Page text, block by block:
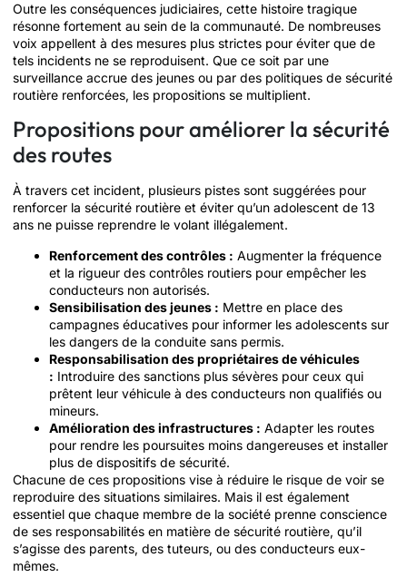
Outre les conséquences judiciaires, cette histoire tragique
résonne fortement au sein de la communauté. De nombreuses
voix appellent à des mesures plus strictes pour éviter que de
tels incidents ne se reproduisent. Que ce soit par une
surveillance accrue des jeunes ou par des politiques de sécurité
routière renforcées, les propositions se multiplient.
Propositions pour améliorer la sécurité
des routes
À travers cet incident, plusieurs pistes sont suggérées pour
renforcer la sécurité routière et éviter qu’un adolescent de 13
ans ne puisse reprendre le volant illégalement.
Renforcement des contrôles : Augmenter la fréquence
et la rigueur des contrôles routiers pour empêcher les
conducteurs non autorisés.
Sensibilisation des jeunes : Mettre en place des
campagnes éducatives pour informer les adolescents sur
les dangers de la conduite sans permis.
Responsabilisation des propriétaires de véhicules
: Introduire des sanctions plus sévères pour ceux qui
prêtent leur véhicule à des conducteurs non qualifiés ou
mineurs.
Amélioration des infrastructures : Adapter les routes
pour rendre les poursuites moins dangereuses et installer
plus de dispositifs de sécurité.
Chacune de ces propositions vise à réduire le risque de voir se
reproduire des situations similaires. Mais il est également
essentiel que chaque membre de la société prenne conscience
de ses responsabilités en matière de sécurité routière, qu’il
s’agisse des parents, des tuteurs, ou des conducteurs eux-
mêmes.